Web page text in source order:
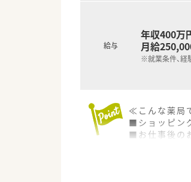
◎通勤手当(
◎社会保険完
◎団体薬剤師
◎転勤時借上
◎研修認定薬
◎甲信越エリ
◎Uターン就
◎甲信越エリ
給与
年収400万
月給
※就業条件、経
≪こんな薬局
■ショッピン
■お仕事後の
■22：00ま